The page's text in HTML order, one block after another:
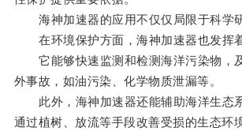
海神加速器的应用不仅仅局限于科学研
在环境保护方面，海神加速器也发挥着
它能够快速监测和检测海洋污染物，
外事故，如油污染、化学物质泄漏等。
此外，海神加速器还能辅助海洋生态系
通过植树、放流等手段改善受损的生态环